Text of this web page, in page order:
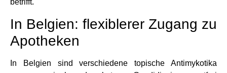
betrifft.
In Belgien: flexiblerer Zugang zu
Apotheken
In Belgien sind verschiedene topische Antimykotika